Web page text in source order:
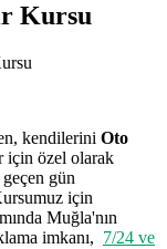
Kursu
kendilerini Oto
için özel olarak
gün
için
Muğla'nın
imkanı, 7/24 ve